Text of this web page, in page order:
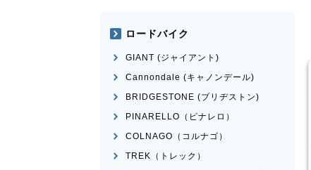
ミニベロ
ロードバイク
GIANT (ジャイアント)
Cannondale (キャノンデール)
BRIDGESTONE (ブリヂストン)
PINARELLO（ピナレロ）
COLNAGO（コルナゴ）
TREK（トレック）